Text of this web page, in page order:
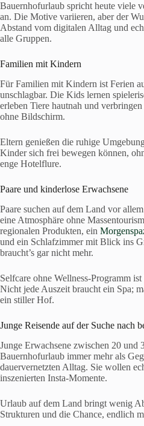
Bauernhofurlaub spricht heute viele
an. Die Motive variieren, aber der
Abstand vom digitalen Alltag und
alle Gruppen.
Familien mit Kindern
Für Familien mit Kindern ist Ferien
unschlagbar. Die Kids lernen
erleben Tiere hautnah und
ohne Bildschirm.
Eltern genießen die ruhige
Kinder sich frei bewegen können,
enge Hotelflure.
Paare und kinderlose Erwachsene
Paare suchen auf dem Land vor
eine Atmosphäre ohne
regionalen Produkten, ein
und ein Schlafzimmer mit Blick ins
braucht’s gar nicht mehr.
Selfcare ohne Wellness-Programm
Nicht jede Auszeit braucht ein Spa;
ein stiller Hof.
Junge Reisende auf der Suche nach
Junge Erwachsene zwischen 20 und
Bauernhofurlaub immer mehr als
dauervernetzten Alltag. Sie wollen
inszenierten Insta-Momente.
Urlaub auf dem Land bringt wenig
Strukturen und die Chance, endlich